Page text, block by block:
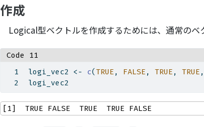
作成
Logical型ベクトルを作成するためには、通常のベ
Code 11
logi_vec2 <- c(TRUE , FALSE , TRUE , TRUE ,
logi_vec2
[1]  TRUE FALSE  TRUE  TRUE FALSE